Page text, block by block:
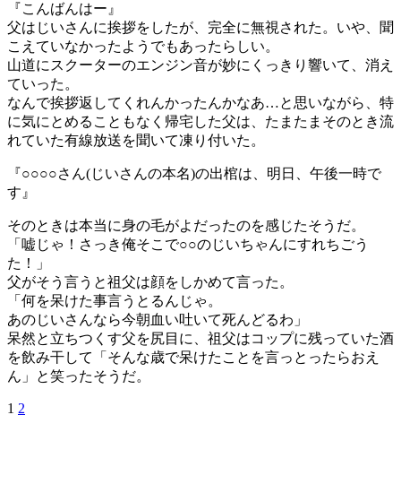
『こんばんはー』
父はじいさんに挨拶をしたが、完全に無視された。いや、聞
こえていなかったようでもあったらしい。
山道にスクーターのエンジン音が妙にくっきり響いて、消え
ていった。
なんで挨拶返してくれんかったんかなあ…と思いながら、特
に気にとめることもなく帰宅した父は、たまたまそのとき流
れていた有線放送を聞いて凍り付いた。
『○○○○さん(じいさんの本名)の出棺は、明日、午後一時で
す』
そのときは本当に身の毛がよだったのを感じたそうだ。
「嘘じゃ！さっき俺そこで○○のじいちゃんにすれちごう
た！」
父がそう言うと祖父は顔をしかめて言った。
「何を呆けた事言うとるんじゃ。
あのじいさんなら今朝血い吐いて死んどるわ」
呆然と立ちつくす父を尻目に、祖父はコップに残っていた酒
を飲み干して「そんな歳で呆けたことを言っとったらおえ
ん」と笑ったそうだ。
1 2